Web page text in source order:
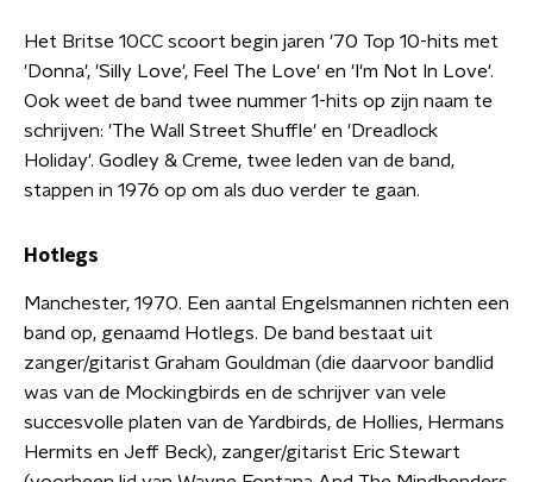
Het Britse 10CC scoort begin jaren '70 Top 10-hits met
'Donna', 'Silly Love', Feel The Love' en 'I'm Not In Love'.
Ook weet de band twee nummer 1-hits op zijn naam te
schrijven: 'The Wall Street Shuffle' en 'Dreadlock
Holiday'. Godley & Creme, twee leden van de band,
stappen in 1976 op om als duo verder te gaan.
Hotlegs
Manchester, 1970. Een aantal Engelsmannen richten een
band op, genaamd Hotlegs. De band bestaat uit
zanger/gitarist Graham Gouldman (die daarvoor bandlid
was van de Mockingbirds en de schrijver van vele
succesvolle platen van de Yardbirds, de Hollies, Hermans
Hermits en Jeff Beck), zanger/gitarist Eric Stewart